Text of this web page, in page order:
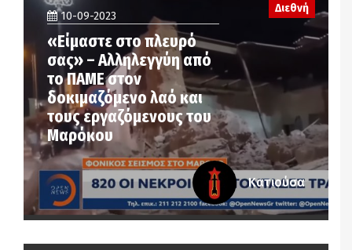
10-09-2023
«Είμαστε στο πλευρό
σας» – Αλληλεγγύη από
το ΠΑΜΕ στον
δοκιμαζόμενο λαό και
τους εργαζόμενους του
Μαρόκου
Διεθνή
Κατιούσα